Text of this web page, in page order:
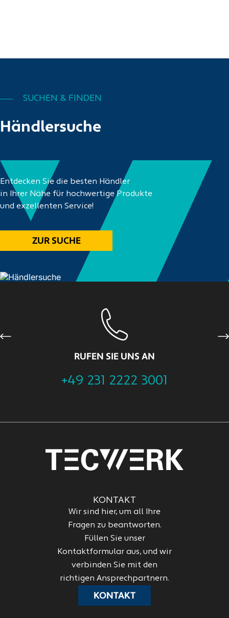
Händlersuche
SUCHEN & FINDEN
Entdecken Sie die besten Händler
in Ihrer Nähe für hochwertige Produkte
und exzellenten Service!
ZUR SUCHE
RUFEN SIE UNS AN
+49 231 2222 3001
Previous
KONTAKT
Wir sind hier, um all Ihre
Fragen zu beantworten.
Füllen Sie unser
Kontaktformular aus, und wir
verbinden Sie mit den
richtigen Ansprechpartnern.
KONTAKT